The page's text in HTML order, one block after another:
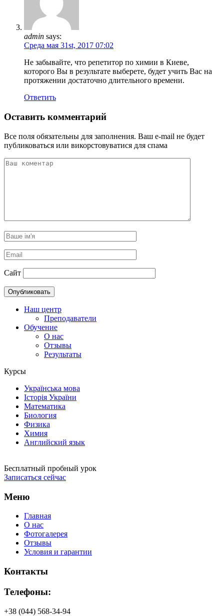
admin says:
Среда мая 31st, 2017 07:02
Не забывайте, что репетитор по химии в Киеве,
которого Вы в результате выберете, будет учить Вас на
протяжении достаточно длительного времени.
Ответить
Оставить комментарий
Все поля обязательны для заполнения. Ваш e-mail не будет
публиковаться или викорстовуватися для спама
Сайт
Наш центр
Преподаватели
Обучение
О нас
Отзывы
Результаты
Курсы
Українська мова
Історія України
Математика
Биология
Физика
Химия
Английский язык
Бесплатный пробный урок
Записаться сейчас
Меню
Главная
О нас
Фотогалерея
Отзывы
Условия и гарантии
Контакты
Телефоны:
+38 (044) 568-34-94